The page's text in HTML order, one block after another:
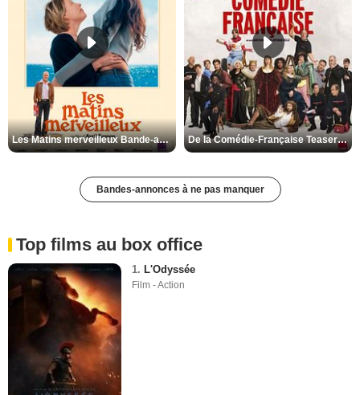
Les Matins merveilleux Bande-annonce VF De la Comédie-Française Teaser VF
Bandes-annonces à ne pas manquer
Top films au box office
1. L'Odyssée
Film - Action